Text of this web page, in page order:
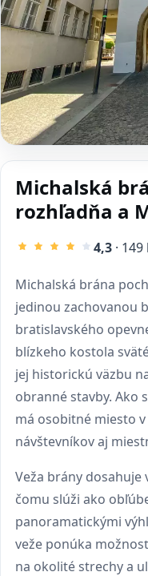
Michalská
rozhľadňa a
4,3 ·
Michalská brána
jedinou zachovanou
bratislavského
blízkeho kostola
jej historickú väzbu
obranné stavby. Ako
má osobitné miesto
návštevníkov aj
Veža brány dosahuje
čomu slúži ako
panoramatickými
veže ponúka
na okolité strechy a